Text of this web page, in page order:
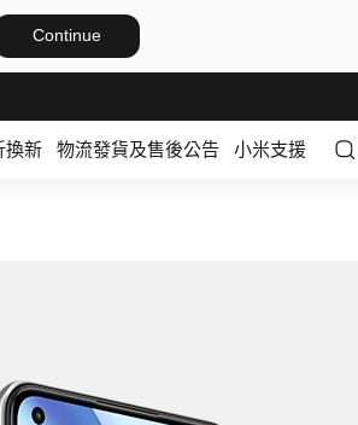
Continue
換新 物流發貨及售後公告 小米支援